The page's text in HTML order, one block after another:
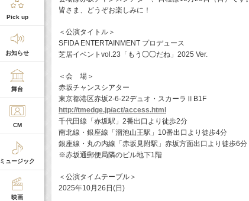
皆さま、どうぞお楽しみに！
＜公演タイトル＞
SFIDA ENTERTAINMENT プロデュース
芝居イベントvol.23「もう◯◯だね」2025 Ver.
＜会 場＞
赤坂チャンスシアター
東京都港区赤坂2-6-22デュオ・スカーラⅡB1F
http://tmedge.jp/act/access.html
千代田線「赤坂駅」2番出口より徒歩2分
南北線・銀座線「溜池山王駅」10番出口より徒歩4分
銀座線・丸の内線「赤坂見附駅」赤坂方面出口より徒歩6分
※赤坂通郵便局隣のビル地下1階
＜公演タイムテーブル＞
2025年10月26日(日)
Pick up
お知らせ
舞台
CM
ミュージック
映画
５０音順